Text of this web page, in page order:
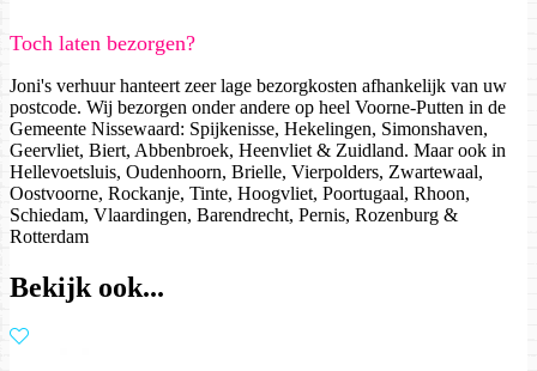
Toch laten bezorgen?
Joni's verhuur hanteert zeer lage bezorgkosten afhankelijk van uw
postcode. Wij bezorgen onder andere op heel Voorne-Putten in de
Gemeente Nissewaard: Spijkenisse, Hekelingen, Simonshaven,
Geervliet, Biert, Abbenbroek, Heenvliet & Zuidland. Maar ook in
Hellevoetsluis, Oudenhoorn, Brielle, Vierpolders, Zwartewaal,
Oostvoorne, Rockanje, Tinte, Hoogvliet, Poortugaal, Rhoon,
Schiedam, Vlaardingen, Barendrecht, Pernis, Rozenburg &
Rotterdam
Bekijk ook...